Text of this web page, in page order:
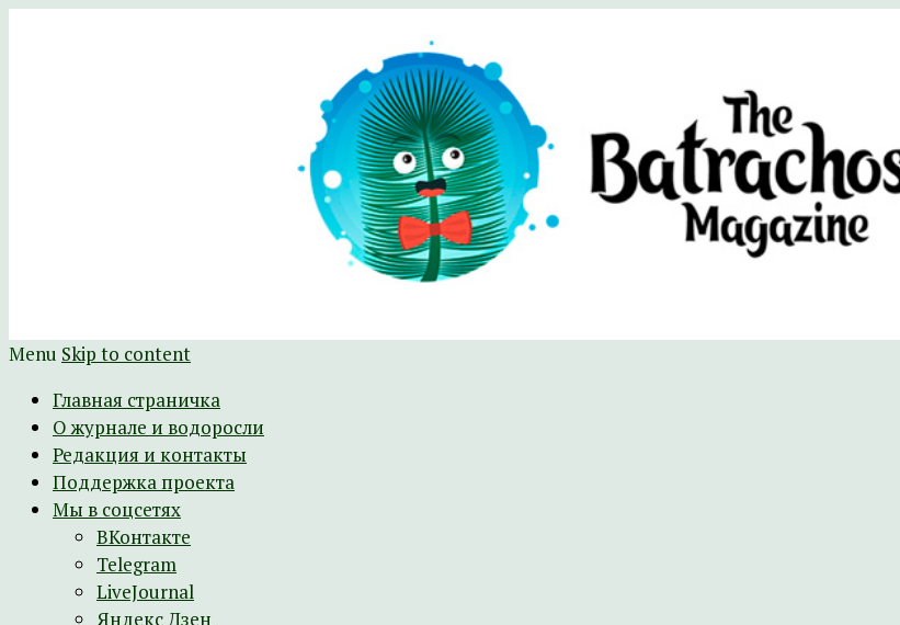
The Batrachospermum Magazine
Научно-развлекательный журнал Батрахоспермум (официальный сайт)
Menu Skip to content
Главная страничка
О журнале и водоросли
Редакция и контакты
Поддержка проекта
Мы в соцсетях
ВКонтакте
Telegram
LiveJournal
Яндекс Дзен